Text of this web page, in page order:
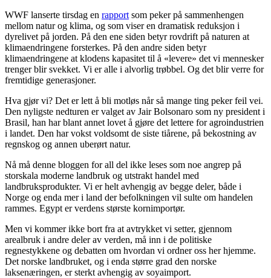
WWF lanserte tirsdag en rapport som peker på sammenhengen
mellom natur og klima, og som viser en dramatisk reduksjon i
dyrelivet på jorden. På den ene siden betyr rovdrift på naturen at
klimaendringene forsterkes. På den andre siden betyr
klimaendringene at klodens kapasitet til å «levere» det vi mennesker
trenger blir svekket. Vi er alle i alvorlig trøbbel. Og det blir verre for
fremtidige generasjoner.
Hva gjør vi? Det er lett å bli motløs når så mange ting peker feil vei.
Den nyligste nedturen er valget av Jair Bolsonaro som ny president i
Brasil, han har blant annet lovet å gjøre det lettere for agroindustrien
i landet. Den har vokst voldsomt de siste tiårene, på bekostning av
regnskog og annen uberørt natur.
Nå må denne bloggen for all del ikke leses som noe angrep på
storskala moderne landbruk og utstrakt handel med
landbruksprodukter. Vi er helt avhengig av begge deler, både i
Norge og enda mer i land der befolkningen vil sulte om handelen
rammes. Egypt er verdens største kornimportør.
Men vi kommer ikke bort fra at avtrykket vi setter, gjennom
arealbruk i andre deler av verden, må inn i de politiske
regnestykkene og debatten om hvordan vi ordner oss her hjemme.
Det norske landbruket, og i enda større grad den norske
laksenæringen, er sterkt avhengig av soyaimport.